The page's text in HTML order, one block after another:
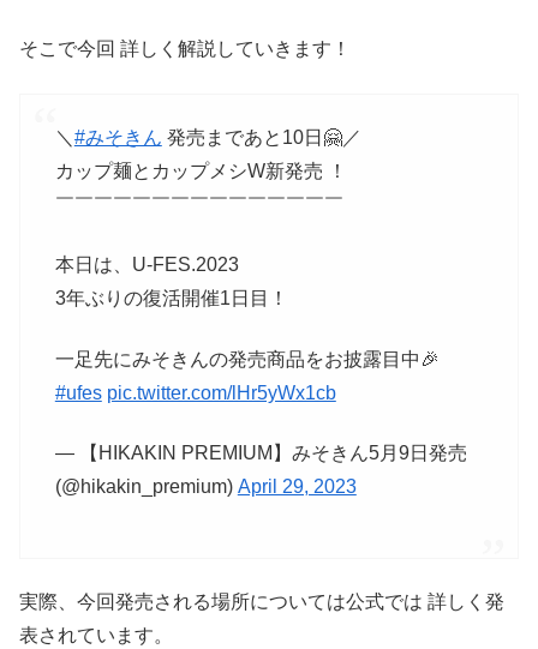
そこで今回 詳しく解説していきます！
＼ #みそきん 発売まであと10日🤗／
カップ麺とカップメシW新発売 ！
￣￣￣￣￣￣￣￣￣￣￣￣￣￣￣
本日は、U-FES.2023
3年ぶりの復活開催1日目！
一足先にみそきんの発売商品をお披露目中🎉
#ufes pic.twitter.com/lHr5yWx1cb
— 【HIKAKIN PREMIUM】みそきん5月9日発売
(@hikakin_premium) April 29, 2023
実際、今回発売される場所については公式では 詳しく発
表されています。